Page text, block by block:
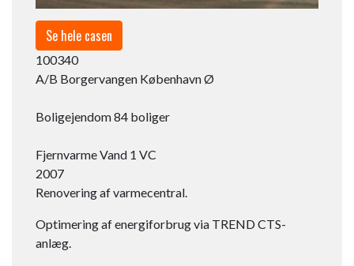
Se hele casen
100340
A/B Borgervangen København Ø
Boligejendom 84 boliger
Fjernvarme Vand 1 VC​
2007
Renovering af varmecentral.
Optimering af energiforbrug via TREND CTS-
anlæg.